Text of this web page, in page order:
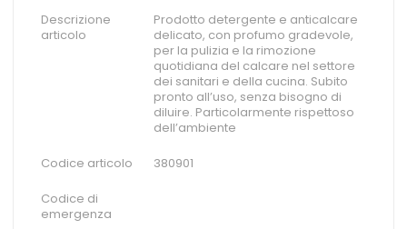
Descrizione
articolo
Prodotto detergente e anticalcare
delicato, con profumo gradevole,
per la pulizia e la rimozione
quotidiana del calcare nel settore
dei sanitari e della cucina. Subito
pronto all’uso, senza bisogno di
diluire. Particolarmente rispettoso
dell’ambiente
Codice articolo 380901
Codice di
emergenza